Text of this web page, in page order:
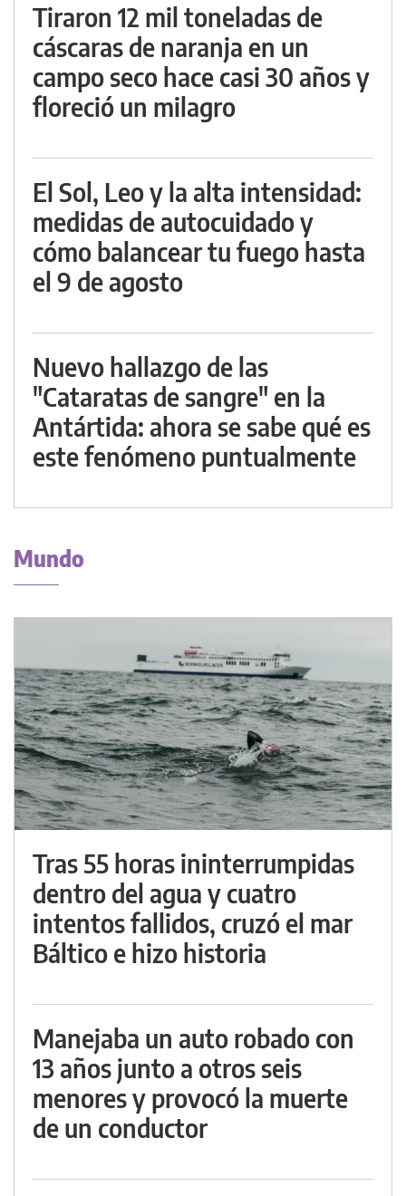
Tiraron 12 mil toneladas de
cáscaras de naranja en un
campo seco hace casi 30 años y
floreció un milagro
El Sol, Leo y la alta intensidad:
medidas de autocuidado y
cómo balancear tu fuego hasta
el 9 de agosto
Nuevo hallazgo de las
"Cataratas de sangre" en la
Antártida: ahora se sabe qué es
este fenómeno puntualmente
Mundo
Tras 55 horas ininterrumpidas
dentro del agua y cuatro
intentos fallidos, cruzó el mar
Báltico e hizo historia
Manejaba un auto robado con
13 años junto a otros seis
menores y provocó la muerte
de un conductor